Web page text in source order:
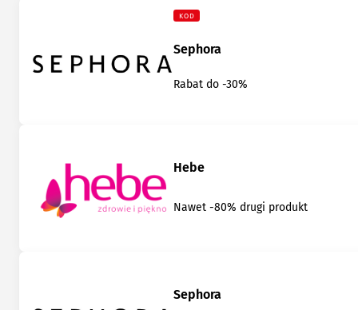
KOD
Sephora
Rabat do -30%
Hebe
Nawet -80% drugi produkt
Sephora